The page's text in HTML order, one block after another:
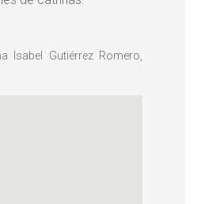
Isabel Gutiérrez Romero,